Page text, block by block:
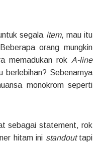
segala item, mau itu
orang mungkin
memadukan rok A-line
Sebenarnya
monokrom seperti
sebagai statement, rok
hitam ini standout tapi